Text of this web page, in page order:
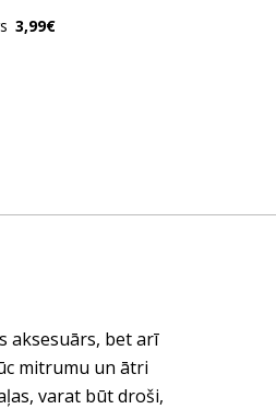
3,99€
aksesuārs, bet arī
mitrumu un ātri
varat būt droši,